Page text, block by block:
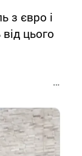
з євро і
цього